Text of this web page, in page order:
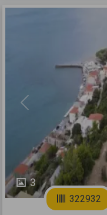
3
Previous
322932